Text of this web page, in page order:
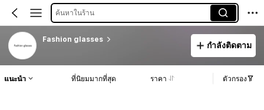
ค้นหาในร้าน
Fashion glasses
กำลังติดตาม
แนะนำ ที่นิยมมากที่สุด ราคา ตัวกรอง